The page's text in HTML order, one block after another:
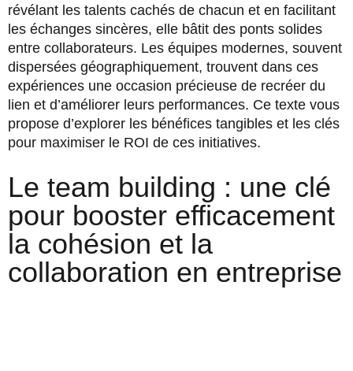
révélant les talents cachés de chacun et en facilitant
les échanges sincères, elle bâtit des ponts solides
entre collaborateurs. Les équipes modernes, souvent
dispersées géographiquement, trouvent dans ces
expériences une occasion précieuse de recréer du
lien et d’améliorer leurs performances. Ce texte vous
propose d’explorer les bénéfices tangibles et les clés
pour maximiser le ROI de ces initiatives.
Le team building : une clé
pour booster efficacement
la cohésion et la
collaboration en entreprise